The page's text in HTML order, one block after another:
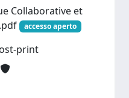
Collaborative et
accesso aperto
print